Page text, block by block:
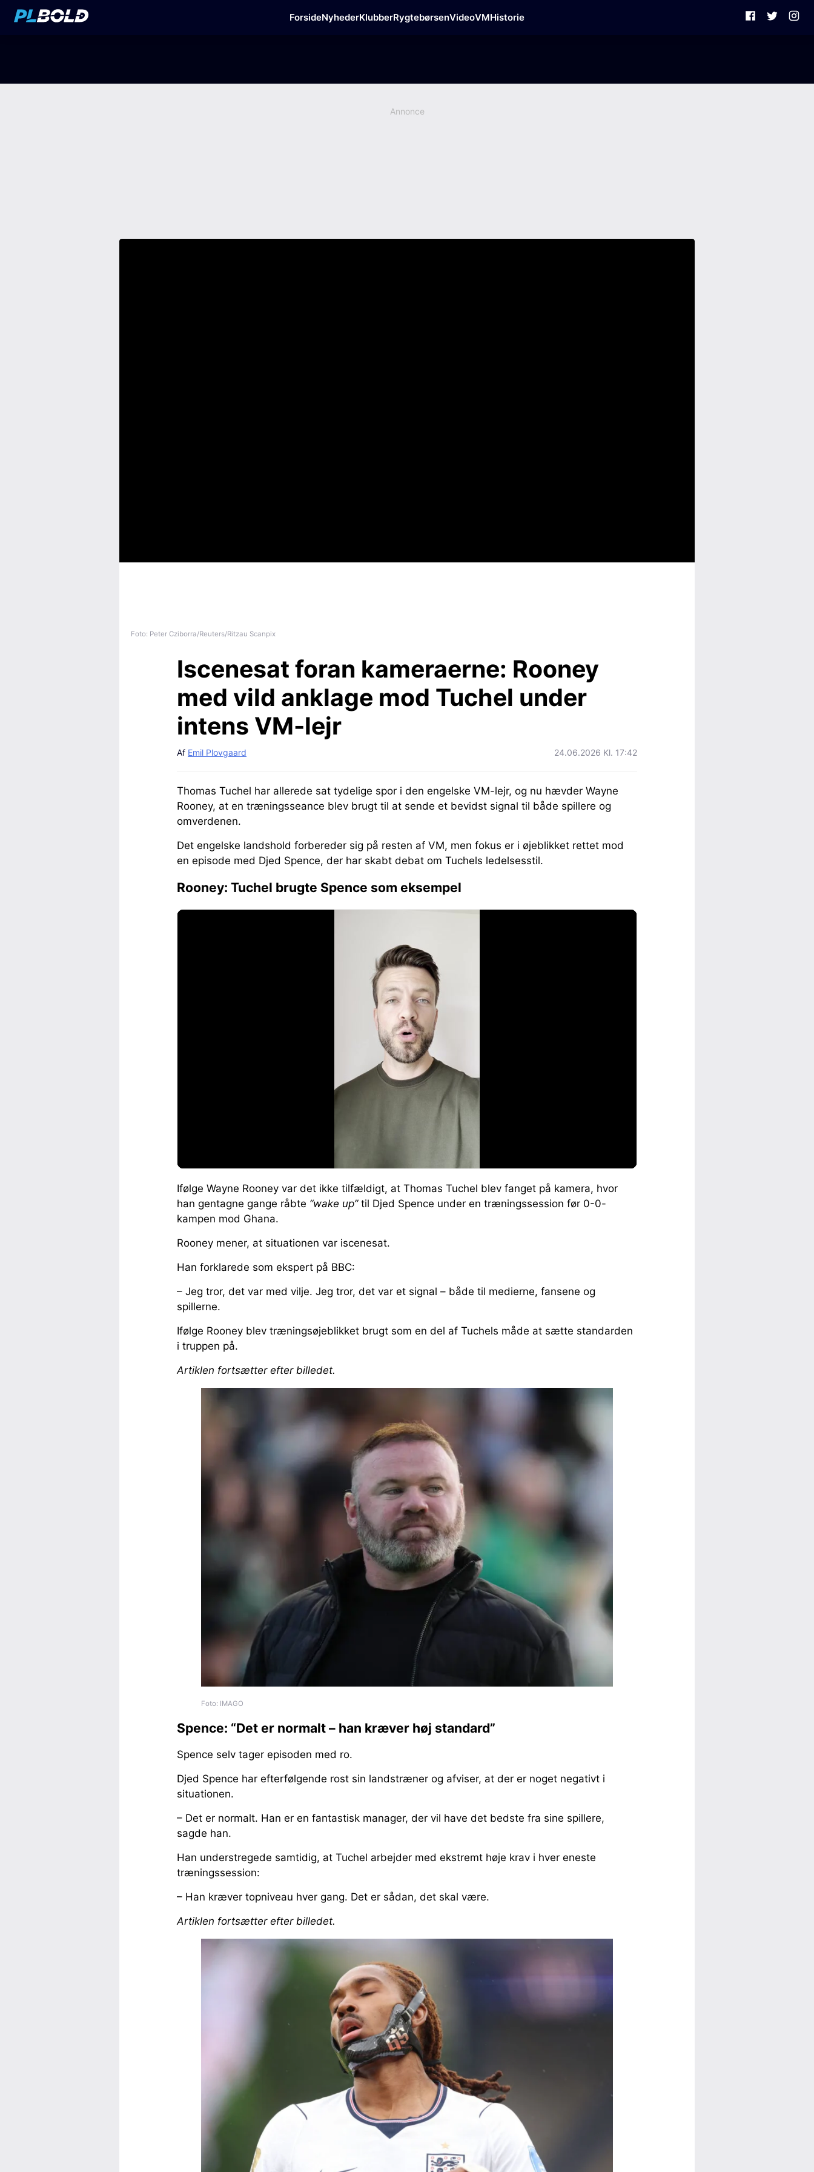
ForsideNyhederKlubberRygtebørsenVideoVMHistorie
Annonce
Foto: Peter Cziborra/Reuters/Ritzau Scanpix
Iscenesat foran kameraerne: Rooney
med vild anklage mod Tuchel under
intens VM-lejr
Af Emil Plovgaard 24.06.2026 Kl. 17:42
Thomas Tuchel har allerede sat tydelige spor i den engelske VM-lejr, og nu hævder Wayne
Rooney, at en træningsseance blev brugt til at sende et bevidst signal til både spillere og
omverdenen.
Det engelske landshold forbereder sig på resten af VM, men fokus er i øjeblikket rettet mod
en episode med Djed Spence, der har skabt debat om Tuchels ledelsesstil.
Rooney: Tuchel brugte Spence som eksempel
Ifølge Wayne Rooney var det ikke tilfældigt, at Thomas Tuchel blev fanget på kamera, hvor
han gentagne gange råbte “wake up”til Djed Spence under en træningssession før 0-0-
kampen mod Ghana.
Rooney mener, at situationen var iscenesat.
Han forklarede som ekspert på BBC:
– Jeg tror, det var med vilje. Jeg tror, det var et signal – både til medierne, fansene og
spillerne.
Ifølge Rooney blev træningsøjeblikket brugt som en del af Tuchels måde at sætte standarden
i truppen på.
Artiklen fortsætter efter billedet.
Foto: IMAGO
Spence: “Det er normalt – han kræver høj standard”
Spence selv tager episoden med ro.
Djed Spence har efterfølgende rost sin landstræner og afviser, at der er noget negativt i
situationen.
– Det er normalt. Han er en fantastisk manager, der vil have det bedste fra sine spillere,
sagde han.
Han understregede samtidig, at Tuchel arbejder med ekstremt høje krav i hver eneste
træningssession:
– Han kræver topniveau hver gang. Det er sådan, det skal være.
Artiklen fortsætter efter billedet.